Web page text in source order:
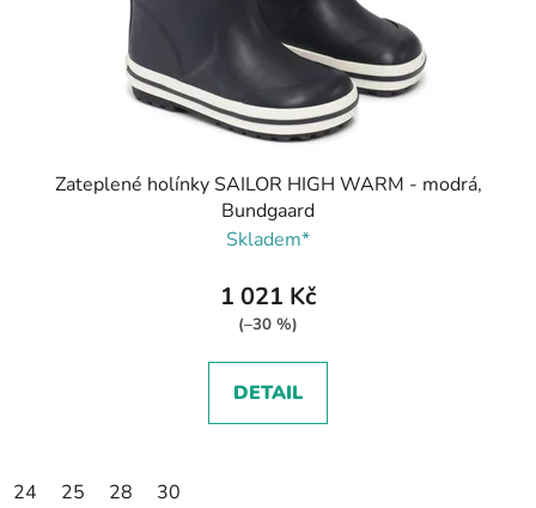
Zateplené holínky SAILOR HIGH WARM - modrá,
Bundgaard
Skladem*
1 021 Kč
(–30 %)
DETAIL
24 25 28 30